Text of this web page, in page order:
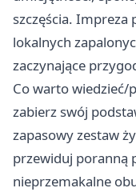
szczęścia. Impreza
lokalnych
zaczynające
Co warto wiedzieć/
zabierz swój
zapasowy zestaw
przewiduj poranną
nieprzemakalne